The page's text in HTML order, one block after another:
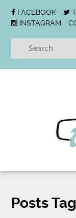
FACEBOOK
INSTAGRAM
Posts